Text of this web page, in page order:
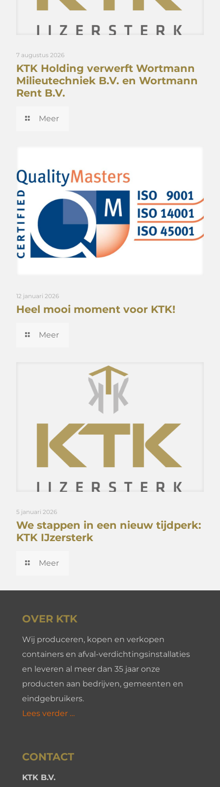
7 augustus 2026
KTK Holding verwerft Wortmann
Milieutechniek B.V. en Wortmann
Rent B.V.
Meer
12 januari 2026
Heel mooi moment voor KTK!
Meer
5 januari 2026
We stappen in een nieuw tijdperk:
KTK IJzersterk
Meer
OVER KTK
Wij produceren, kopen en verkopen
containers en afval-verdichtingsinstallaties
en leveren al meer dan 35 jaar onze
producten aan bedrijven, gemeenten en
eindgebruikers.
Lees verder …
CONTACT
KTK B.V.